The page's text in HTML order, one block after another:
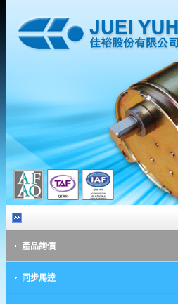
產品詢價
同步馬達